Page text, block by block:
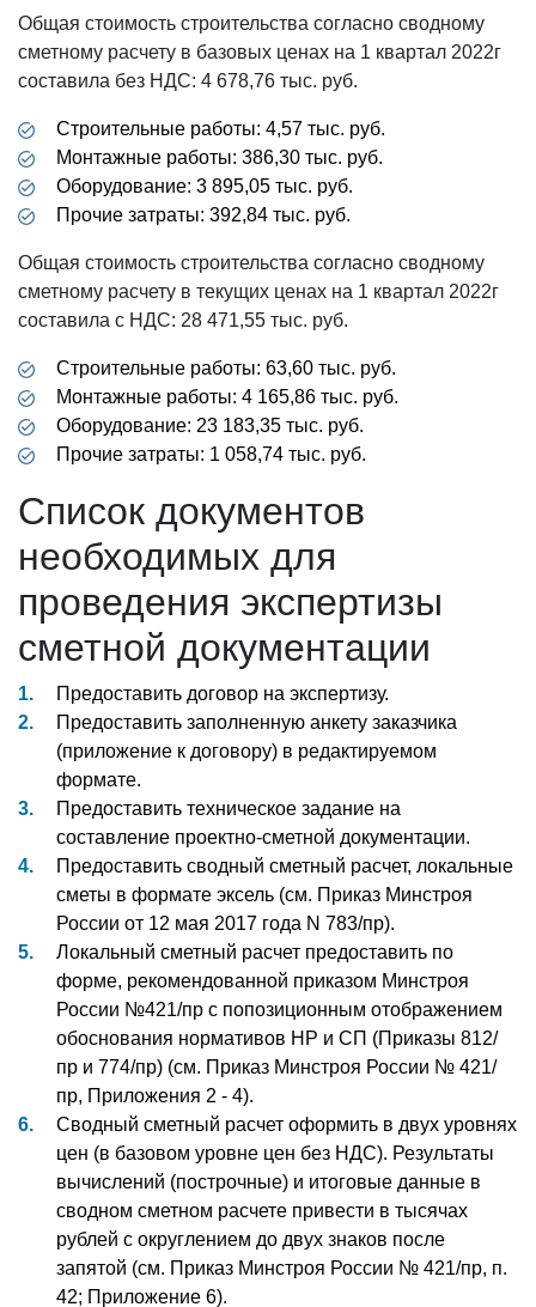
Общая стоимость строительства согласно сводному
сметному расчету в базовых ценах на 1 квартал 2022г
составила без НДС: 4 678,76 тыс. руб.
Строительные работы: 4,57 тыс. руб.
Монтажные работы: 386,30 тыс. руб.
Оборудование: 3 895,05 тыс. руб.
Прочие затраты: 392,84 тыс. руб.
Общая стоимость строительства согласно сводному
сметному расчету в текущих ценах на 1 квартал 2022г
составила с НДС: 28 471,55 тыс. руб.
Строительные работы: 63,60 тыс. руб.
Монтажные работы: 4 165,86 тыс. руб.
Оборудование: 23 183,35 тыс. руб.
Прочие затраты: 1 058,74 тыс. руб.
Список документов
необходимых для
проведения экспертизы
сметной документации
Предоставить договор на экспертизу.
Предоставить заполненную анкету заказчика
(приложение к договору) в редактируемом
формате.
Предоставить техническое задание на
составление проектно-сметной документации.
Предоставить сводный сметный расчет, локальные
сметы в формате эксель (см. Приказ Минстроя
России от 12 мая 2017 года N 783/пр).
Локальный сметный расчет предоставить по
форме, рекомендованной приказом Минстроя
России №421/пр с попозиционным отображением
обоснования нормативов НР и СП (Приказы 812/
пр и 774/пр) (см. Приказ Минстроя России № 421/
пр, Приложения 2 - 4).
Сводный сметный расчет оформить в двух уровнях
цен (в базовом уровне цен без НДС). Результаты
вычислений (построчные) и итоговые данные в
сводном сметном расчете привести в тысячах
рублей с округлением до двух знаков после
запятой (см. Приказ Минстроя России № 421/пр, п.
42; Приложение 6).